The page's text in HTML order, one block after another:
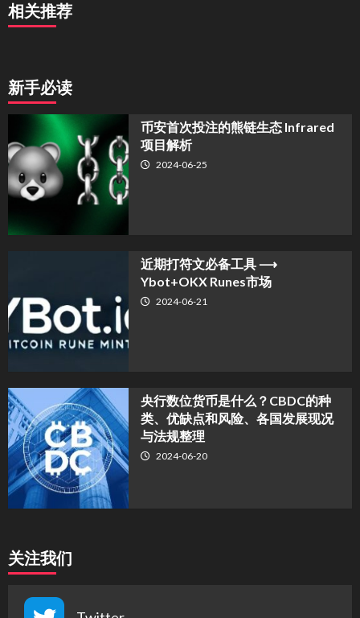
相关推荐
新手必读
币安首次投注的熊链生态 Infrared
项目解析
2024-06-25
近期打符文必备工具 ⟶
Ybot+OKX Runes市场
2024-06-21
央行数位货币是什么？CBDC的种
类、优缺点和风险、各国发展现况
与法规整理
2024-06-20
关注我们